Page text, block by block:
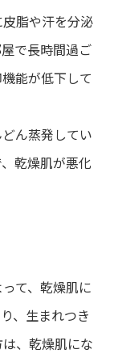
脂や汗を分泌
で長時間過ご
能が低下して
ん蒸発してい
乾燥肌が悪化
て、乾燥肌に
、生まれつき
、乾燥肌にな